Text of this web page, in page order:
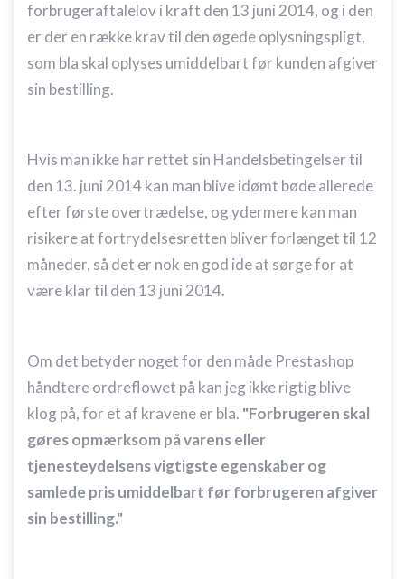
forbrugeraftalelov i kraft den 13 juni 2014, og i den
er der en række krav til den øgede oplysningspligt,
som bla skal oplyses umiddelbart før kunden afgiver
sin bestilling.
Hvis man ikke har rettet sin Handelsbetingelser til
den 13. juni 2014 kan man blive idømt bøde allerede
efter første overtrædelse, og ydermere kan man
risikere at fortrydelsesretten bliver forlænget til 12
måneder, så det er nok en god ide at sørge for at
være klar til den 13 juni 2014.
Om det betyder noget for den måde Prestashop
håndtere ordreflowet på kan jeg ikke rigtig blive
klog på, for et af kravene er bla. "Forbrugeren skal
gøres opmærksom på varens eller
tjenesteydelsens vigtigste egenskaber og
samlede pris umiddelbart før forbrugeren afgiver
sin bestilling."